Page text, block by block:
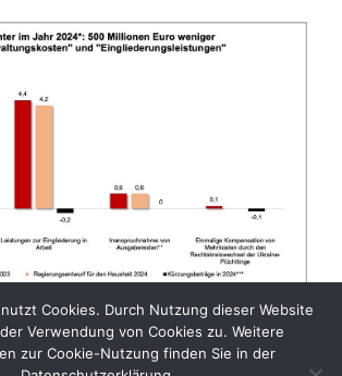
Cookies. Durch Nutzung dieser Website
Verwendung von Cookies zu. Weitere
zur Cookie-Nutzung finden Sie in der